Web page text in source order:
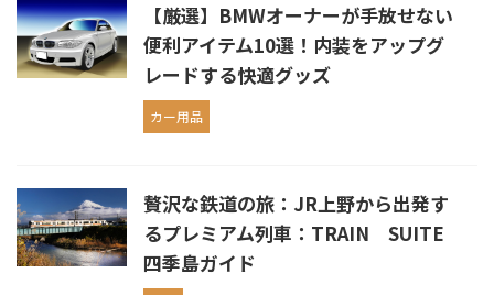
【厳選】BMWオーナーが手放せない
便利アイテム10選！内装をアップグ
レードする快適グッズ
カー用品
贅沢な鉄道の旅：JR上野から出発す
るプレミアム列車：TRAIN SUITE
四季島ガイド